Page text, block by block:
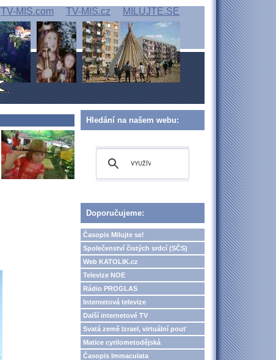
TV-MIS.com TV-MIS.cz MILUJTE.SE
Hledání na našem webu:
Doporučujeme:
Časopis Milujte se!
Společenství čistých srdcí (SČS)
Web KATOLIK.cz
Televize NOE
Rádio PROGLAS
Internetová televize
Další internetové TV
Svatá země Izrael, virtuální pouť
Matice cyrilometodějská
Časopis Immaculata